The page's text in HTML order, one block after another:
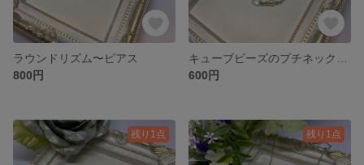
ラウンドリズム〜ピアス
800円
600円
残り1点 残り1点